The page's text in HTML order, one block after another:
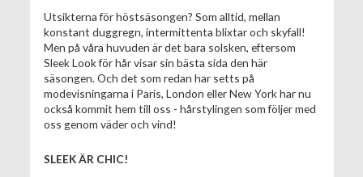
Utsikterna för höstsäsongen? Som alltid, mellan
konstant duggregn, intermittenta blixtar och skyfall!
Men på våra huvuden är det bara solsken, eftersom
Sleek Look för hår visar sin bästa sida den här
säsongen. Och det som redan har setts på
modevisningarna i Paris, London eller New York har nu
också kommit hem till oss - hårstylingen som följer med
oss genom väder och vind!
SLEEK ÄR CHIC!